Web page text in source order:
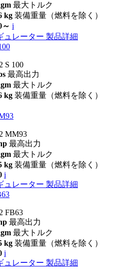
最大トルク
kg 装備重量（燃料を除く）
～ i
ュレーター 製品詳細
S 100
最高出力
最大トルク
kg 装備重量（燃料を除く）
MM93
最高出力
最大トルク
kg 装備重量（燃料を除く）
i
ュレーター 製品詳細
FB63
最高出力
最大トルク
kg 装備重量（燃料を除く）
i
ュレーター 製品詳細